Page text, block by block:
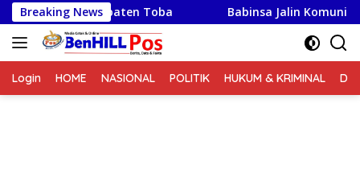
Langsung
ke
konten
Breaking News
Kabupaten Toba Babinsa Jalin Komunikasi
Login HOME NASIONAL POLITIK HUKUM & KRIMINAL